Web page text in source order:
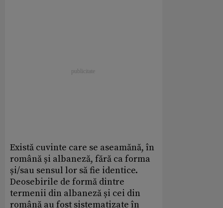
Există cuvinte care se aseamănă, în
română și albaneză, fără ca forma
și/sau sensul lor să fie identice.
Deosebirile de formă dintre
termenii din albaneză și cei din
română au fost sistematizate în